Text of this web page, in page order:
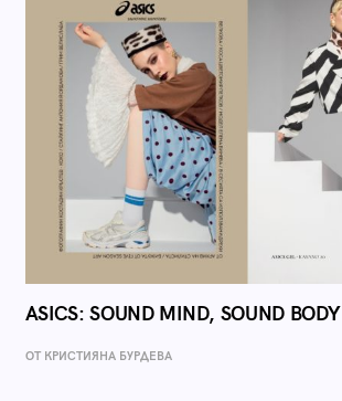
ASICS: SOUND MIND, SOUND BODY
ОТ КРИСТИЯНА БУРДЕВА